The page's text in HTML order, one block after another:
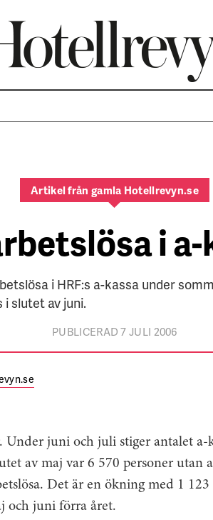
Artikel från gamla Hotellrevyn.se
i
i HRF:s a-kassa under
slutet av juni.
PUBLICERAD 7 JULI 2006
Under juni och juli stiger antalet a-
av maj var 6 570 personer utan
Det är en ökning med 1
och juni förra året.